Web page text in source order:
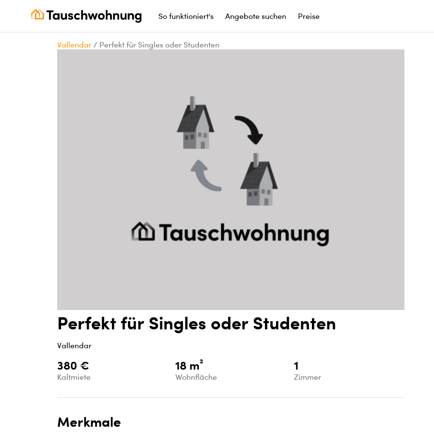
So funktioniert's Angebote suchen Preise
Vallendar / Perfekt für Singles oder Studenten
Perfekt für Singles oder Studenten
Vallendar
380 €
Kaltmiete
18 m²
Wohnfläche
1
Zimmer
Merkmale